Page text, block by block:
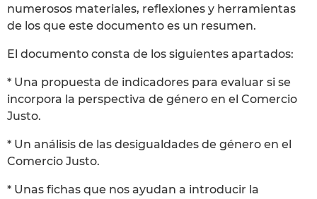
numerosos materiales, reflexiones y herramientas
de los que este documento es un resumen.
El documento consta de los siguientes apartados:
* Una propuesta de indicadores para evaluar si se
incorpora la perspectiva de género en el Comercio
Justo.
* Un análisis de las desigualdades de género en el
Comercio Justo.
* Unas fichas que nos ayudan a introducir la